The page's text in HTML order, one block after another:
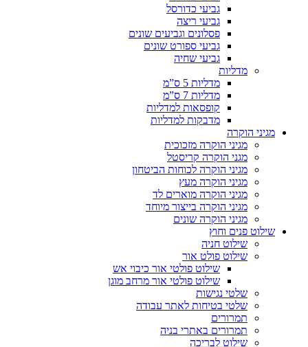
גביעי כדורסל
גביעי ריצה
פסלונים וגביעים שונים
גביעי ספורט שונים
גביעי שחיה
מדליות
מדליות 5 ס”מ
מדליות 7 ס”מ
קופסאות למדליות
מדבקות למדליות
מגיני הוקרה
מגיני הוקרה מזכוכית
מגני הוקרה קריסטל
מגיני הוקרה לכוחות הביטחון
מגיני הוקרה מעץ
מגיני הוקרה מוארים לד
מגיני הוקרה בייצור מיוחד
מגיני הוקרה שונים
שילוט פנים וחוץ
שילוט חניה
שילוט פולט אור
שילוט פולטי אור כיבוי אש
שילוט פולטי אור מרחב מוגן
שלטי נגישות
שלטי בטיחות לאתר עבודה
תמרורים
תמרורים באתרי בניה
שילוט לבריכה